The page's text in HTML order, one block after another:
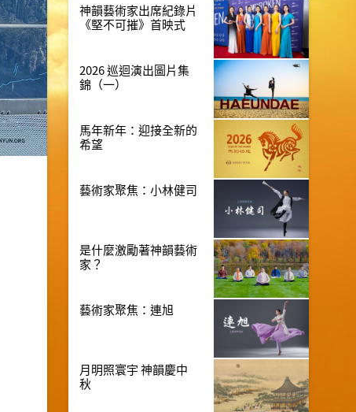
神韻藝術家出席紀錄片
《堅不可摧》首映式
2026 巡迴演出圖片集
錦（一）
馬年新年：迎接全新的
希望
藝術家聚焦：小林健司
是什麼激勵著神韻藝術
家？
藝術家聚焦：連旭
月明照寰宇 神韻慶中
秋